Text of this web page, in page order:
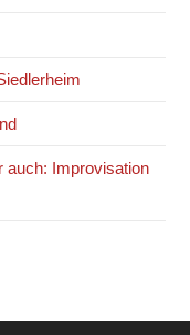
auch: Improvisation